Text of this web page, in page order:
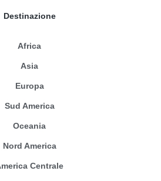
Destinazione
Africa
Asia
Europa
Sud America
Oceania
Nord America
Centrale